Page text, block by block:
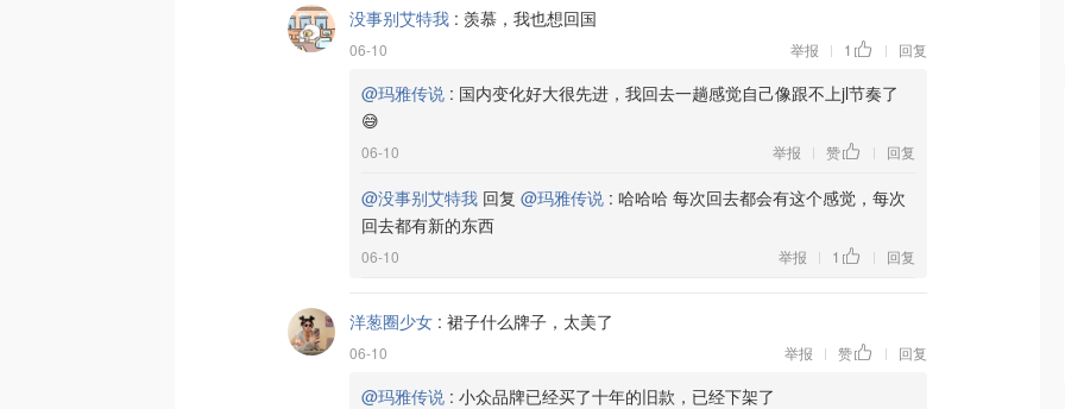
没事别艾特我 : 羡慕，我也想回国
06-10 举报 | 1 | 回复
@玛雅传说 : 国内变化好大很先进，我回去一趟感觉自己像跟不上jl节奏了
😅
06-10 举报 | 赞 | 回复
@没事别艾特我 回复 @玛雅传说 : 哈哈哈 每次回去都会有这个感觉，每次
回去都有新的东西
06-10 举报 | 1 | 回复
洋葱圈少女 : 裙子什么牌子，太美了
06-10 举报 | 赞 | 回复
@玛雅传说 : 小众品牌已经买了十年的旧款，已经下架了